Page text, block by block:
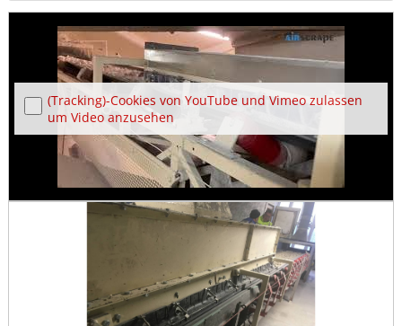
(Tracking)-Cookies von YouTube und Vimeo zulassen
um Video anzusehen